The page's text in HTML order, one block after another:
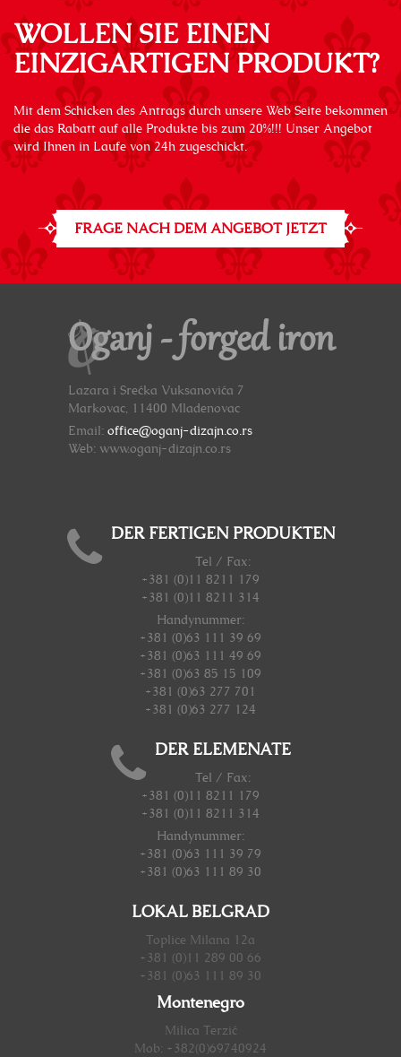
WOLLEN SIE EINEN
EINZIGARTIGEN PRODUKT?
Mit dem Schicken des Antrags durch unsere Web Seite bekommen
die das Rabatt auf alle Produkte bis zum 20%!!! Unser Angebot
wird Ihnen in Laufe von 24h zugeschickt.
FRAGE NACH DEM ANGEBOT JETZT
Oganj - forged iron
Lazara i Srećka Vuksanovića 7
Markovac, 11400 Mladenovac
Email: office@oganj-dizajn.co.rs
Web: www.oganj-dizajn.co.rs
DER FERTIGEN PRODUKTEN
Tel / Fax:
+381 (0)11 8211 179
+381 (0)11 8211 314
Handynummer:
+381 (0)63 111 39 69
+381 (0)63 111 49 69
+381 (0)63 85 15 109
+381 (0)63 277 701
+381 (0)63 277 124
DER ELEMENATE
Tel / Fax:
+381 (0)11 8211 179
+381 (0)11 8211 314
Handynummer:
+381 (0)63 111 39 79
+381 (0)63 111 89 30
LOKAL BELGRAD
Toplice Milana 12a
+381 (0)11 289 00 66
+381 (0)63 111 89 30
Montenegro
Milica Terzić
Mob: +382(0)69740924